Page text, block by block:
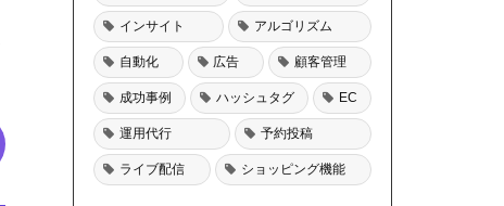
インサイト アルゴリズム
自動化 広告 顧客管理
成功事例 ハッシュタグ EC
運用代行 予約投稿
ライブ配信 ショッピング機能